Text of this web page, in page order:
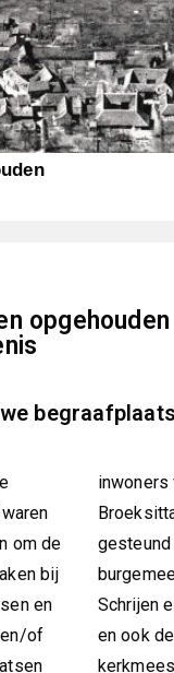
opgehouden
begraafplaats
om de
bij
en
of
inwoners
Schrijen
en ook de